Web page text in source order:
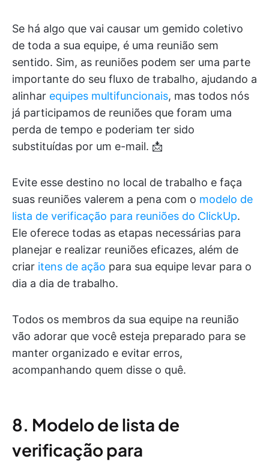
Se há algo que vai causar um gemido coletivo
de toda a sua equipe, é uma reunião sem
sentido. Sim, as reuniões podem ser uma parte
importante do seu fluxo de trabalho, ajudando a
alinhar equipes multifuncionais, mas todos nós
já participamos de reuniões que foram uma
perda de tempo e poderiam ter sido
substituídas por um e-mail. 📩
Evite esse destino no local de trabalho e faça
suas reuniões valerem a pena com o modelo de
lista de verificação para reuniões do ClickUp.
Ele oferece todas as etapas necessárias para
planejar e realizar reuniões eficazes, além de
criar itens de ação para sua equipe levar para o
dia a dia de trabalho.
Todos os membros da sua equipe na reunião
vão adorar que você esteja preparado para se
manter organizado e evitar erros,
acompanhando quem disse o quê.
8. Modelo de lista de
verificação para